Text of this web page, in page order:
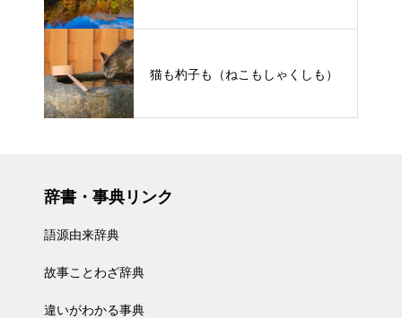
猫も杓子も（ねこもしゃくしも）
辞書・事典リンク
語源由来辞典
故事ことわざ辞典
違いがわかる事典